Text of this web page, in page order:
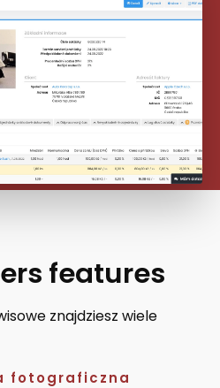
features
znajdziesz wiele
fotograficzna